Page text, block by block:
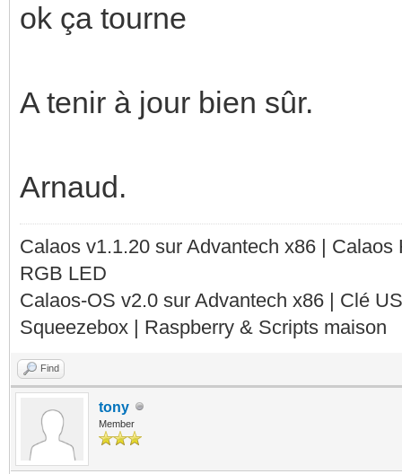
ok ça tourne
A tenir à jour bien sûr.
Arnaud.
Calaos v1.1.20 sur Advantech x86 |
RGB LED
Calaos-OS v2.0 sur Advantech x86 | Clé
Squeezebox | Raspberry & Scripts maison
Find
tony
Member